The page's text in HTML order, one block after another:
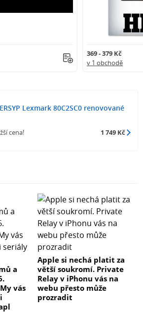
369 - 379 Kč
v 1 obchodě
Lexmark 80C2SC0 renovované
cena! 1 749 Kč
a
vás
Apple si nechá platit za
větší soukromí. Private
Relay v iPhonu vás na
webu přesto může
prozradit